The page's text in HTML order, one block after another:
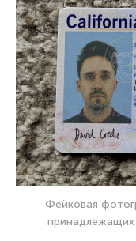
Фейковая